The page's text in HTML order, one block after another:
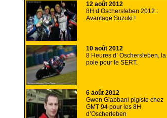
12 août 2012
8H d’Oschersleben 2012 :
Avantage Suzuki !
10 août 2012
8 Heures d’ Oschersleben, la
pole pour le SERT.
6 août 2012
Gwen Giabbani pigiste chez
GMT 94 pour les 8H
d’Oscherleben